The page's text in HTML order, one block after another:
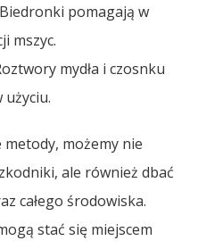
Biedronki pomagają w
mszyc.
mydła i czosnku
możemy nie
ale również dbać
całego środowiska.
stać się miejscem